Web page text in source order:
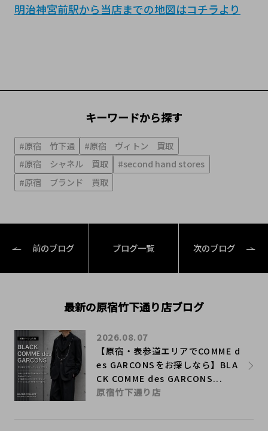
明治神宮前駅から当店までの地図はコチラより
キーワードから探す
#原宿 竹下通
#原宿 ヴィトン 買取
#原宿 シャネル 買取
#second hand stores
#原宿 ブランド 買取
前のブログ ブログ一覧 次のブログ
最新の原宿竹下通り店ブログ
【原宿・表参道エリアでCOMME d
es GARCONSをお探しなら】BLA
CK COMME des GARCONS...
2026.08.07
原宿竹下通り店